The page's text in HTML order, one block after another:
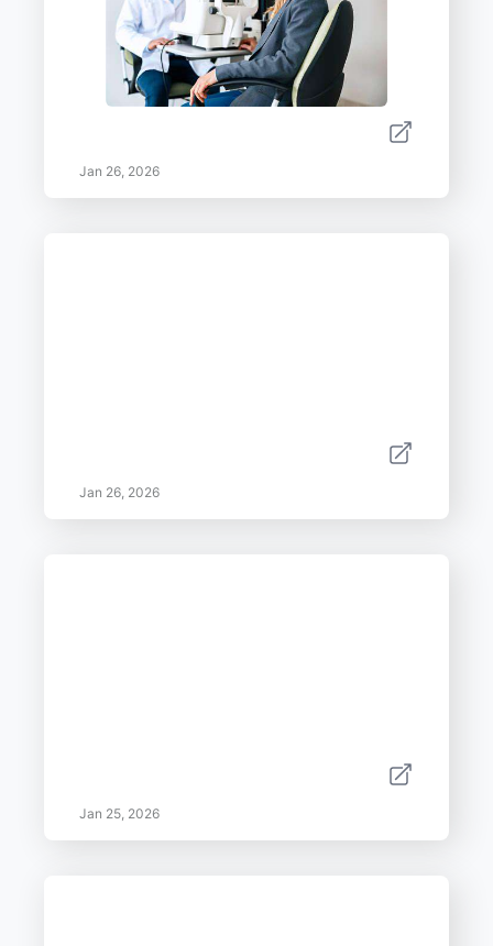
Jan 26, 2026
Jan 26, 2026
Jan 25, 2026